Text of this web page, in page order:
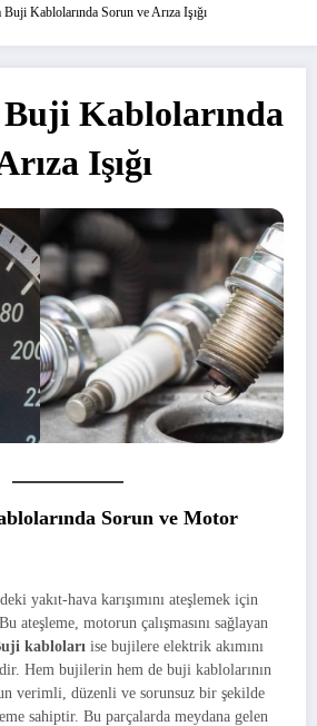
Kablolarında Sorun ve Arıza Işığı
Kablolarında
Işığı
Sorun ve Motor
yakıt-hava karışımını ateşlemek için
ateşleme, motorun çalışmasını sağlayan
kabloları ise bujilere elektrik akımını
Hem bujilerin hem de buji kablolarının
verimli, düzenli ve sorunsuz bir şekilde
sahiptir. Bu parçalarda meydana gelen